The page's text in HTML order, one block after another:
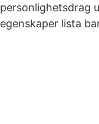
personlighetsdrag
egenskaper lista